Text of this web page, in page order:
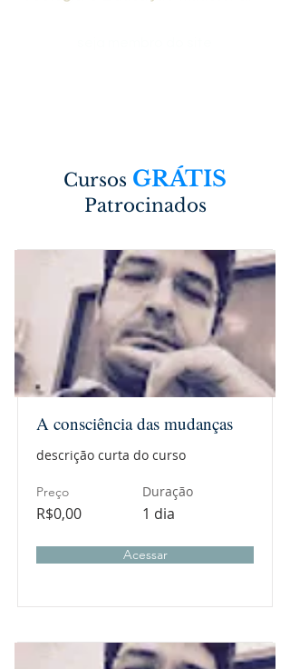
Cursos GRÁTIS
Patrocinados
Empresas que promovem
o conhecimento
A consciência das mudanças
descrição curta do curso
Preço
R$0,00
Duração
1 dia
Acessar